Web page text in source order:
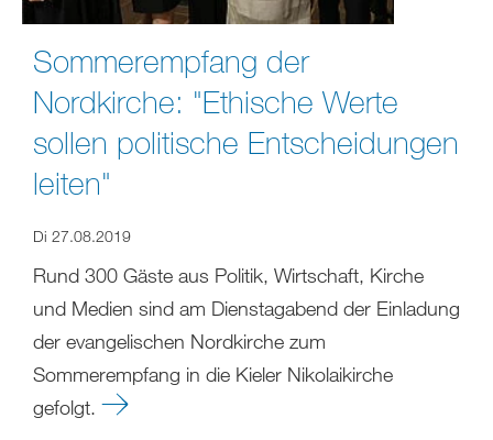
Sommerempfang der
Nordkirche: "Ethische Werte
sollen politische Entscheidungen
leiten"
Di 27.08.2019
Rund 300 Gäste aus Politik, Wirtschaft, Kirche
und Medien sind am Dienstagabend der Einladung
der evangelischen Nordkirche zum
Sommerempfang in die Kieler Nikolaikirche
gefolgt.